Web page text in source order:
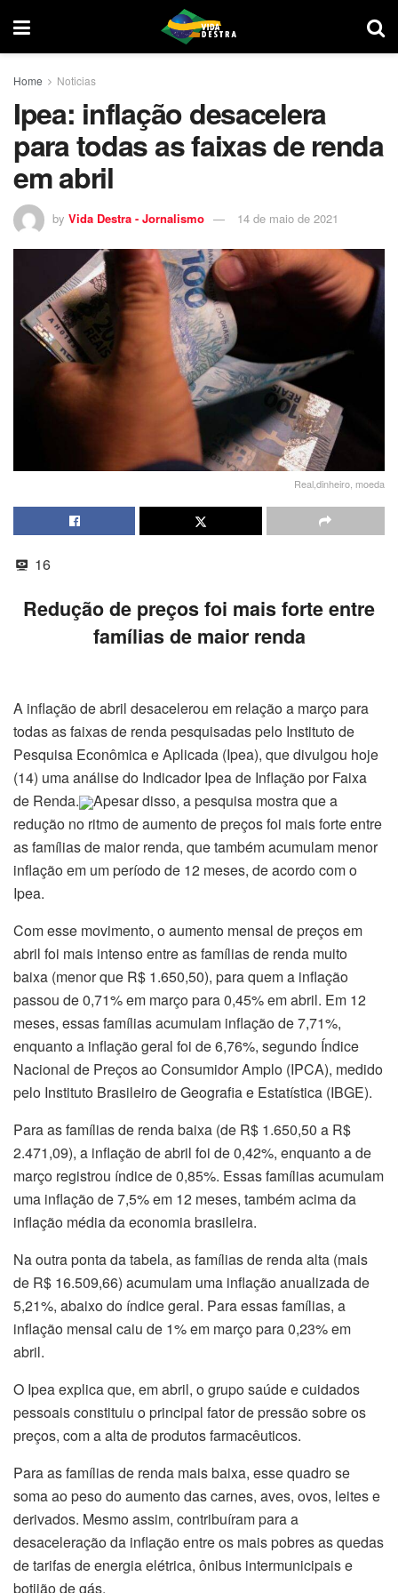
Home Noticias
Ipea: inflação desacelera
para todas as faixas de renda
em abril
by Vida Destra - Jornalismo 14 de maio de 2021
Real,dinheiro, moeda
16
Redução de preços foi mais forte entre
famílias de maior renda
A inflação de abril desacelerou em relação a março para
todas as faixas de renda pesquisadas pelo Instituto de
Pesquisa Econômica e Aplicada (Ipea), que divulgou hoje
(14) uma análise do Indicador Ipea de Inflação por Faixa
de Renda.
Apesar disso, a pesquisa mostra que a
redução no ritmo de aumento de preços foi mais forte entre
as famílias de maior renda, que também acumulam menor
inflação em um período de 12 meses, de acordo com o
Ipea.
Com esse movimento, o aumento mensal de preços em
abril foi mais intenso entre as famílias de renda muito
baixa (menor que R$ 1.650,50), para quem a inflação
passou de 0,71% em março para 0,45% em abril. Em 12
meses, essas famílias acumulam inflação de 7,71%,
enquanto a inflação geral foi de 6,76%, segundo Índice
Nacional de Preços ao Consumidor Amplo (IPCA), medido
pelo Instituto Brasileiro de Geografia e Estatística (IBGE).
Para as famílias de renda baixa (de R$ 1.650,50 a R$
2.471,09), a inflação de abril foi de 0,42%, enquanto a de
março registrou índice de 0,85%. Essas famílias acumulam
uma inflação de 7,5% em 12 meses, também acima da
inflação média da economia brasileira.
Na outra ponta da tabela, as famílias de renda alta (mais
de R$ 16.509,66) acumulam uma inflação anualizada de
5,21%, abaixo do índice geral. Para essas famílias, a
inflação mensal caiu de 1% em março para 0,23% em
abril.
O Ipea explica que, em abril, o grupo saúde e cuidados
pessoais constituiu o principal fator de pressão sobre os
preços, com a alta de produtos farmacêuticos.
Para as famílias de renda mais baixa, esse quadro se
soma ao peso do aumento das carnes, aves, ovos, leites e
derivados. Mesmo assim, contribuíram para a
desaceleração da inflação entre os mais pobres as quedas
de tarifas de energia elétrica, ônibus intermunicipais e
botijão de gás.